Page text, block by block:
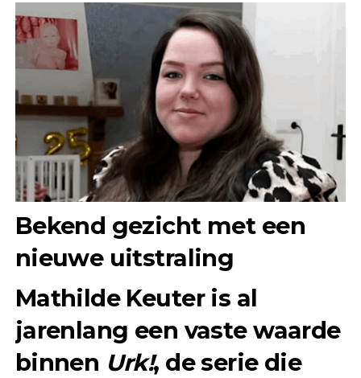
Bekend gezicht met een
nieuwe uitstraling
Mathilde Keuter is al
jarenlang een vaste waarde
binnen Urk!, de serie die